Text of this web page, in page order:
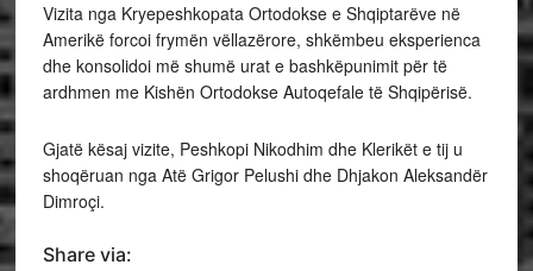
Vizita nga Kryepeshkopata Ortodokse e Shqiptarëve në
Amerikë forcoi frymën vëllazërore, shkëmbeu eksperienca
dhe konsolidoi më shumë urat e bashkëpunimit për të
ardhmen me Kishën Ortodokse Autoqefale të Shqipërisë.
Gjatë kësaj vizite, Peshkopi Nikodhim dhe Klerikët e tij u
shoqëruan nga Atë Grigor Pelushi dhe Dhjakon Aleksandër
Dimroçi.
Share via: